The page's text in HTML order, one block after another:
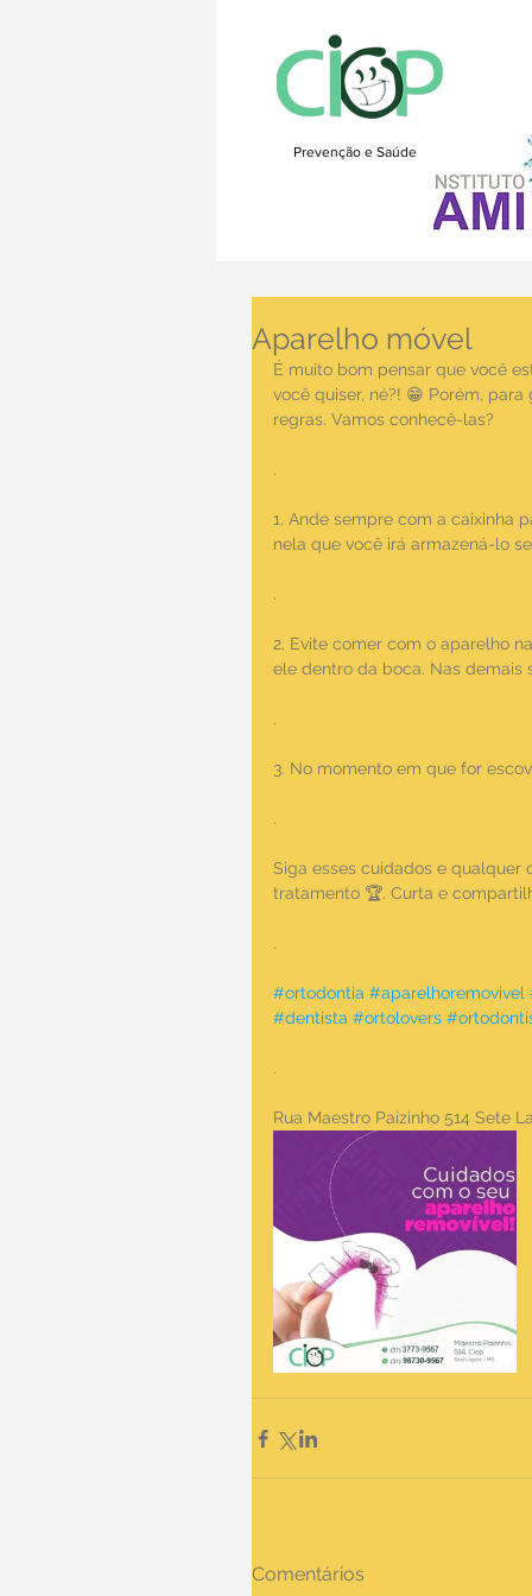
Prevenção e Saúde
Aparelho móvel
É muito bom pensar que você
você quiser, né?! 😁 Porém,
regras. Vamos conhecê-las?
.
1. Ande sempre com a caixinha
nela que você irá armazená-lo
.
2. Evite comer com o aparelho
ele dentro da boca. Nas demais
.
3. No momento em que for
.
Siga esses cuidados e qualquer
tratamento 🏆. Curta e
.
#ortodontia #aparelhoremovivel
#dentista #ortolovers
.
Rua Maestro Paizinho 514 Sete
Comentários